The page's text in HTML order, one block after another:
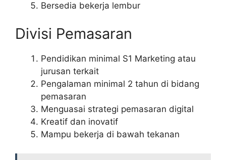
Bersedia bekerja lembur
Divisi Pemasaran
Pendidikan minimal S1 Marketing atau
jurusan terkait
Pengalaman minimal 2 tahun di bidang
pemasaran
Menguasai strategi pemasaran digital
Kreatif dan inovatif
Mampu bekerja di bawah tekanan